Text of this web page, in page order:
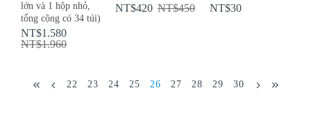
lớn và 1 hộp nhỏ,
tổng cộng có 34 túi)
NT$1.580
NT$1.960
NT$420 NT$450 NT$30
22 23 24 25 26 27 28 29 30